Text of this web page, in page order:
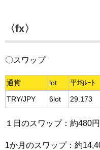
〈fx〉
〇スワップ
通貨 lot 平均ﾚｰﾄ
TRY/JPY 6lot 29.173
１日のスワップ：約480
1か月のスワップ：約